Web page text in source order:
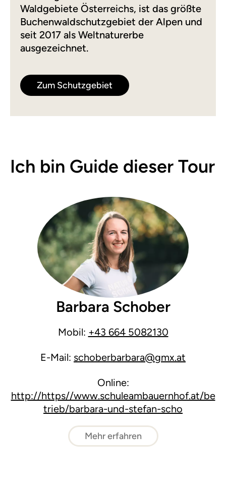
Waldgebiete Österreichs, ist das größte
Buchenwaldschutzgebiet der Alpen und
seit 2017 als Weltnaturerbe
ausgezeichnet.
Zum Schutzgebiet
Ich bin Guide dieser Tour
Barbara Schober
Mobil: +43 664 5082130
E-Mail: schoberbarbara@gmx.at
Online:
http://https//www.schuleambauernhof.at/be
trieb/barbara-und-stefan-scho
Mehr erfahren